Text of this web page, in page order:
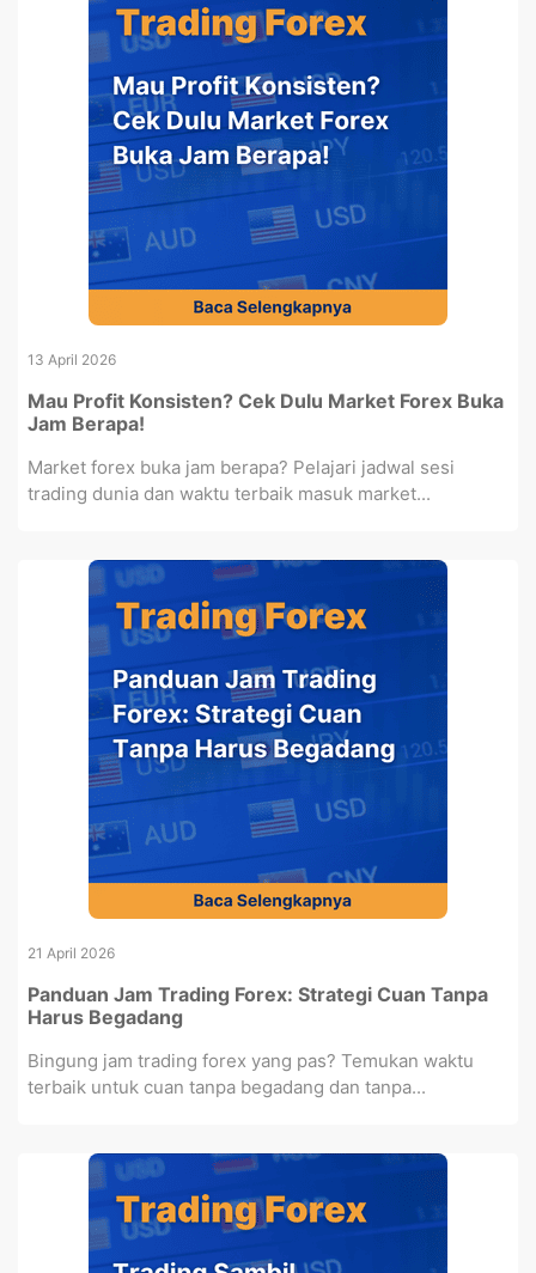
13 April 2026
Mau Profit Konsisten? Cek Dulu Market Forex Buka
Jam Berapa!
Market forex buka jam berapa? Pelajari jadwal sesi
trading dunia dan waktu terbaik masuk market...
21 April 2026
Panduan Jam Trading Forex: Strategi Cuan Tanpa
Harus Begadang
Bingung jam trading forex yang pas? Temukan waktu
terbaik untuk cuan tanpa begadang dan tanpa...